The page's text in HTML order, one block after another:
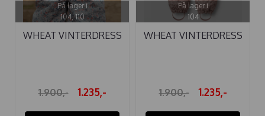
På lager i
104, 110
WHEAT VINTERDRESS
1.900,- 1.235,-
På lager i
104
WHEAT VINTERDRESS
1.900,- 1.235,-